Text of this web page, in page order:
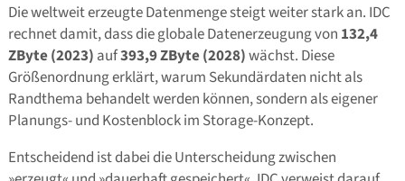
Die weltweit erzeugte Datenmenge steigt weiter stark an. IDC
rechnet damit, dass die globale Datenerzeugung von 132,4
ZByte (2023) auf393,9 ZByte (2028)wächst. Diese
Größenordnung erklärt, warum Sekundärdaten nicht als
Randthema behandelt werden können, sondern als eigener
Planungs- und Kostenblock im Storage-Konzept.
Entscheidend ist dabei die Unterscheidung zwischen